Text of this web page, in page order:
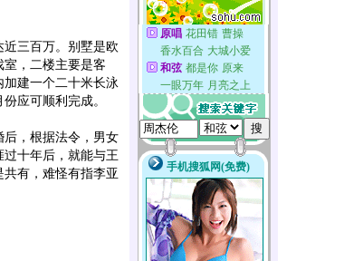
三百万。别墅是欧
，二楼主要是客
加建一个二十米长泳
应可顺利完成。
，根据法令，男女
十年后，就能与王
有，难怪有指李亚